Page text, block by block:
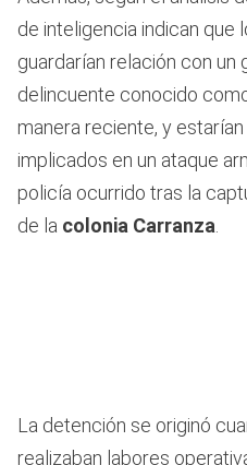
de inteligencia indican que
guardarían relación con un
delincuente conocido
manera reciente, y
implicados en un ataque
policía ocurrido tras la
de la colonia Carranza
La detención se originó
realizaban labores